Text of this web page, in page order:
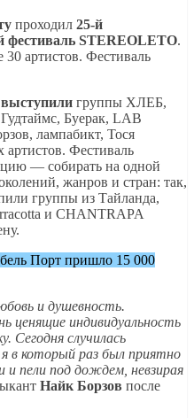
проходил 25-й
STEREOLETO.
артистов. Фестиваль
группы ХЛЕБ,
Буерак, LAB
лампабикт, Тося
артистов. Фестиваль
— собирать на одной
жанров и стран: так,
группы из Тайланда,
и CHANTRAPA
Порт пришло 15 000
и душевность.
ценящие индивидуальность
Сегодня случилась
в который раз был приятно
и пели под дождем, невзирая
Найк Борзов после